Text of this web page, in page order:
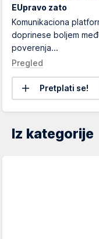
EUpravo zato
Komunikaciona
doprinese boljem
poverenja...
Pregled
Pretplati se!
Iz kategorije